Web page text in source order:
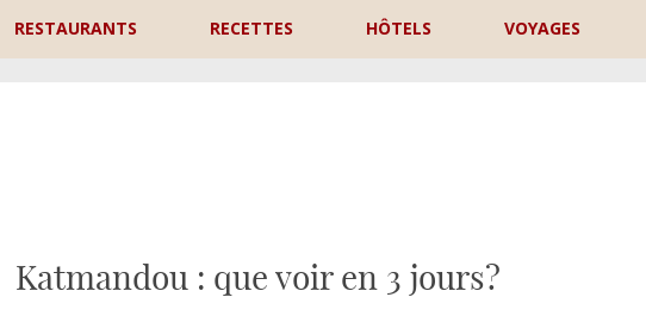
RESTAURANTS RECETTES HÔTELS VOYAGES
Katmandou : que voir en 3 jours?